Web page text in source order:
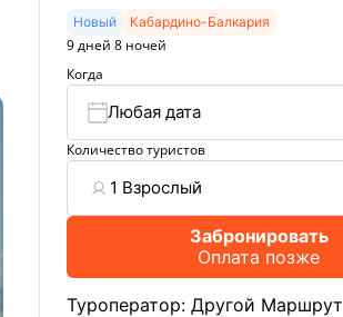
Новый Кабардино-Балкария
9 дней 8 ночей
Когда
Любая дата
Количество туристов
1 Взрослый
Забронировать
Оплата позже
Туроператор: Другой Маршрут